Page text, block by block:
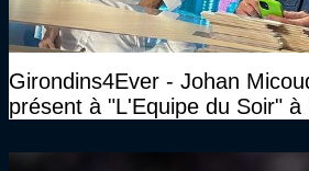
Girondins4Ever - Johan
présent à "L'Equipe du Soir" à